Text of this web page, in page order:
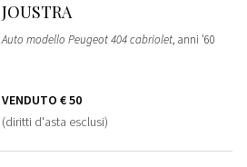
JOUSTRA
Auto modello Peugeot 404 cabriolet, anni '60
VENDUTO € 50
(diritti d'asta esclusi)